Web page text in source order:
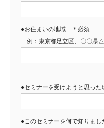
●お住まいの地域 ＊必須
例：東京都足立区、〇〇県
●セミナーを受けようと思っ
●このセミナーを何で知りま